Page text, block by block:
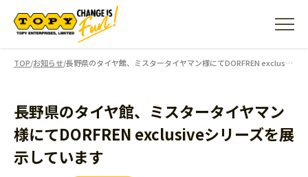
TOP/お知らせ/ 長野県のタイヤ館、ミスタータイヤマン様にてDORFREN exclusiveシリーズを展示しています
長野県のタイヤ館、ミスタータイヤマン
様にてDORFREN exclusiveシリーズを展
示しています